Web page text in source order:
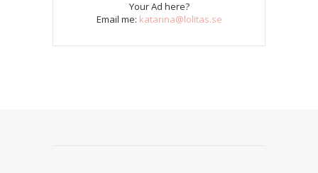
Your Ad here?
Email me: katarina@lolitas.se